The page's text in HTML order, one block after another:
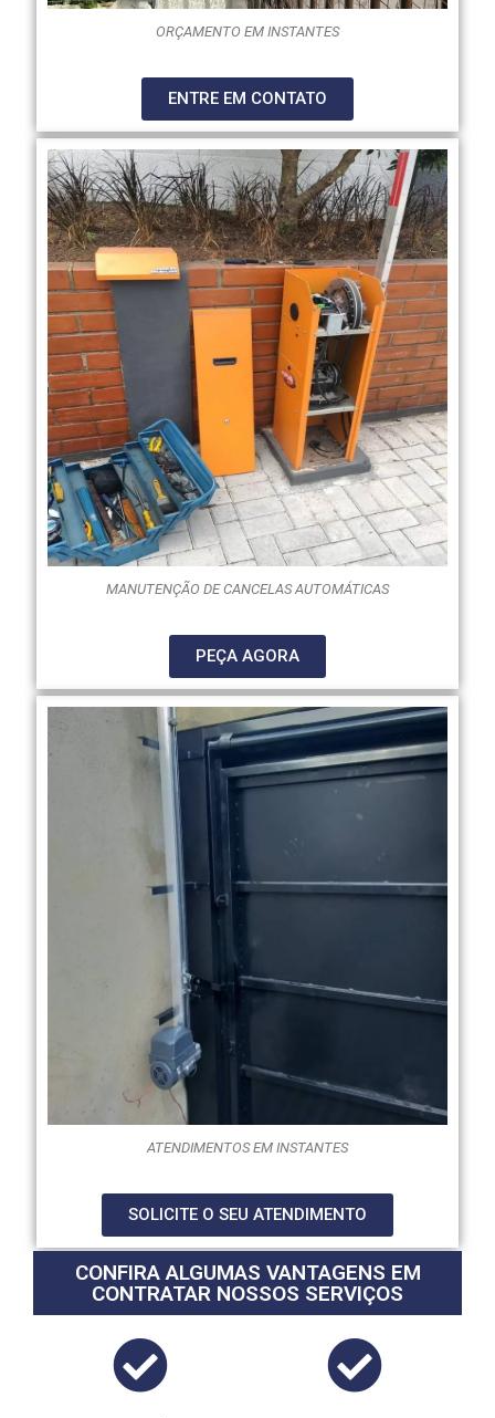
ORÇAMENTO EM INSTANTES
ENTRE EM CONTATO
MANUTENÇÃO DE CANCELAS AUTOMÁTICAS
PEÇA AGORA
ATENDIMENTOS EM INSTANTES
SOLICITE O SEU ATENDIMENTO
CONFIRA ALGUMAS VANTAGENS EM
CONTRATAR NOSSOS SERVIÇOS